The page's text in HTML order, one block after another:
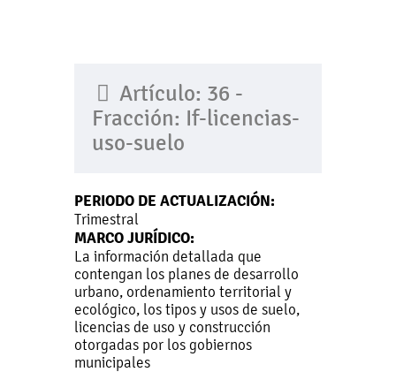
Artículo: 36 -
Fracción: If-licencias-
uso-suelo
PERIODO DE ACTUALIZACIÓN:
Trimestral
MARCO JURÍDICO:
La información detallada que
contengan los planes de desarrollo
urbano, ordenamiento territorial y
ecológico, los tipos y usos de suelo,
licencias de uso y construcción
otorgadas por los gobiernos
municipales